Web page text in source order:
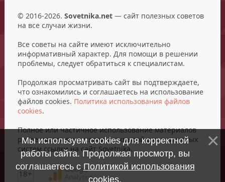
© 2016-2026. Sovetnika.net— сайт полезных советов
на все случаи жизни.
Все советы на сайте имеют исключительно
информативный характер. Для помощи в решении
проблемы, следует обратиться к специалистам.
Продолжая просматривать сайт вы подтверждаете,
что ознакомились и соглашаетесь на использование
файлов cookies. Политика использования файлов
cookies.
Полное или частичное использование материалов
разрешается при условии открытой для поисковых
систем ссылки на сайт Sovetnika.
18+
Мы используем cookies для корректной
работы сайта. Продолжая просмотр, вы
соглашаетесь с Политикой использования
cookies.